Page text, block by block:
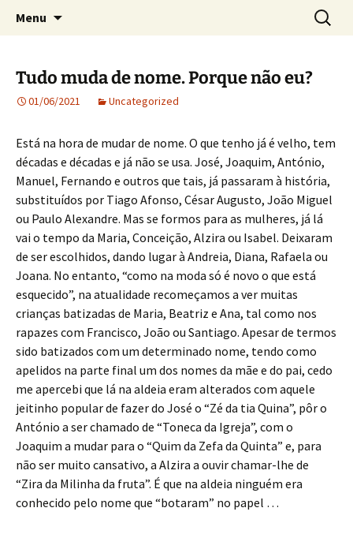
AO ACASO
Crónicas de José Carlos de Bessa Machado
Menu
Search
for:
Tudo muda de nome. Porque não eu?
01/06/2021 Uncategorized
Está na hora de mudar de nome. O que tenho já é velho, tem
décadas e décadas e já não se usa. José, Joaquim, António,
Manuel, Fernando e outros que tais, já passaram à história,
substituídos por Tiago Afonso, César Augusto, João Miguel
ou Paulo Alexandre. Mas se formos para as mulheres, já lá
vai o tempo da Maria, Conceição, Alzira ou Isabel. Deixaram
de ser escolhidos, dando lugar à Andreia, Diana, Rafaela ou
Joana. No entanto, “como na moda só é novo o que está
esquecido”, na atualidade recomeçamos a ver muitas
crianças batizadas de Maria, Beatriz e Ana, tal como nos
rapazes com Francisco, João ou Santiago. Apesar de termos
sido batizados com um determinado nome, tendo como
apelidos na parte final um dos nomes da mãe e do pai, cedo
me apercebi que lá na aldeia eram alterados com aquele
jeitinho popular de fazer do José o “Zé da tia Quina”, pôr o
António a ser chamado de “Toneca da Igreja”, com o
Joaquim a mudar para o “Quim da Zefa da Quinta” e, para
não ser muito cansativo, a Alzira a ouvir chamar-lhe de
“Zira da Milinha da fruta”. É que na aldeia ninguém era
conhecido pelo nome que “botaram” no papel …